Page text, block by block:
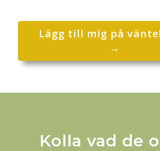
Lägg till mig på
→
Kolla vad de